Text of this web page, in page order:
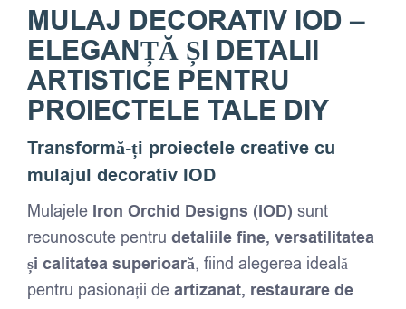
MULAJ DECORATIV IOD –
ELEGANȚĂ ȘI DETALII
ARTISTICE PENTRU
PROIECTELE TALE DIY
Transformă-ți proiectele creative cu
mulajul decorativ IOD
Mulajele Iron Orchid Designs (IOD) sunt
recunoscute pentru detaliile fine, versatilitatea
și calitatea superioară, fiind alegerea ideală
pentru pasionații de artizanat, restaurare de